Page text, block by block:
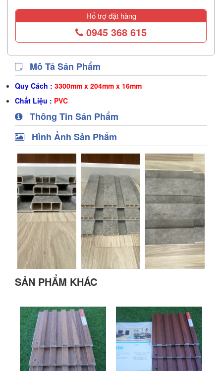
Hổ trợ đặt hàng
0945 368 615
Mô Tả Sản Phẩm
Quy Cách : 3300mm x 204mm x 16mm
Chất Liệu : PVC
Thông Tin Sản Phẩm
Hình Ảnh Sản Phẩm
SẢN PHẨM KHÁC